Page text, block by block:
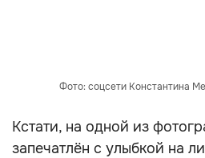
Фото: соцсети Константина
Кстати, на одной из
запечатлён с улыбкой на